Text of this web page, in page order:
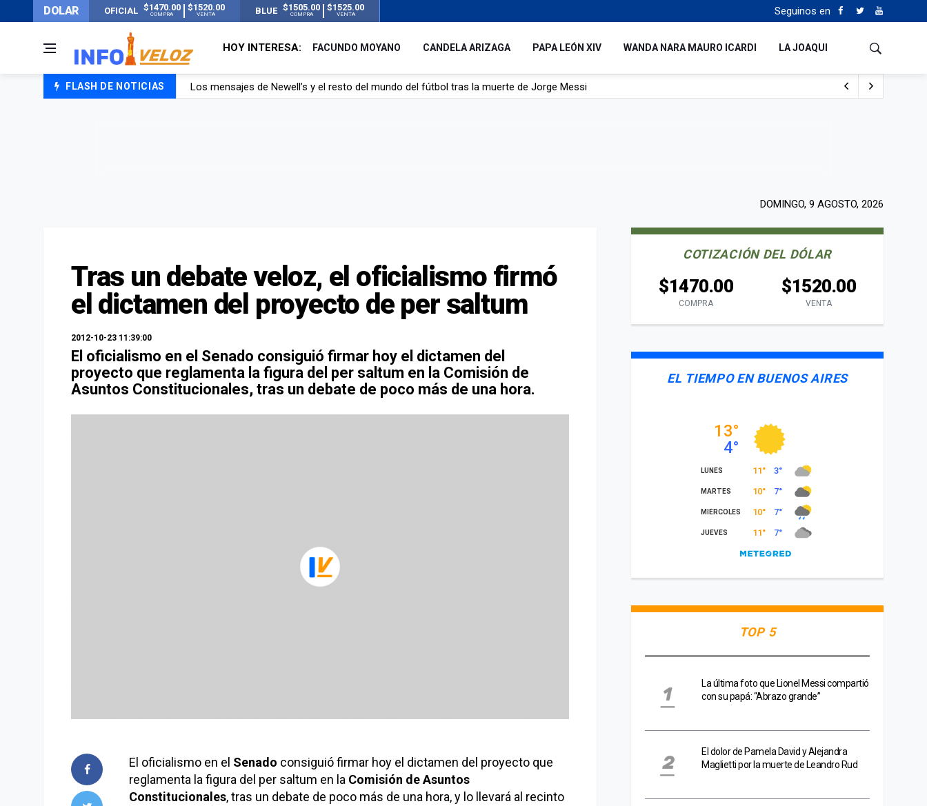
DOLAR OFICIAL $1470.00
COMPRA
$1520.00
VENTA BLUE $1505.00
COMPRA
$1525.00
VENTA Seguinos en
HOY INTERESA: FACUNDO MOYANO CANDELA ARIZAGA PAPA LEÓN XIV WANDA NARA MAURO ICARDI LA JOAQUI
FLASH DE NOTICIAS
Murió Jorge Messi, el papá de Lionel Messi
DOMINGO, 9 AGOSTO, 2026
Tras un debate veloz, el oficialismo firmó
el dictamen del proyecto de per saltum
2012-10-23 11:39:00
El oficialismo en el Senado consiguió firmar hoy el dictamen del
proyecto que reglamenta la figura del per saltum en la Comisión de
Asuntos Constitucionales, tras un debate de poco más de una hora.
El oficialismo en el Senado consiguió firmar hoy el dictamen del proyecto que
reglamenta la figura del per saltum en la Comisión de Asuntos
Constitucionales, tras un debate de poco más de una hora, y lo llevará al recinto
COTIZACIÓN DEL DÓLAR
$1470.00
COMPRA
$1520.00
VENTA
EL TIEMPO EN BUENOS AIRES
TOP 5
La última foto que Lionel Messi compartió
con su papá: “Abrazo grande”
El dolor de Pamela David y Alejandra
Maglietti por la muerte de Leandro Rud